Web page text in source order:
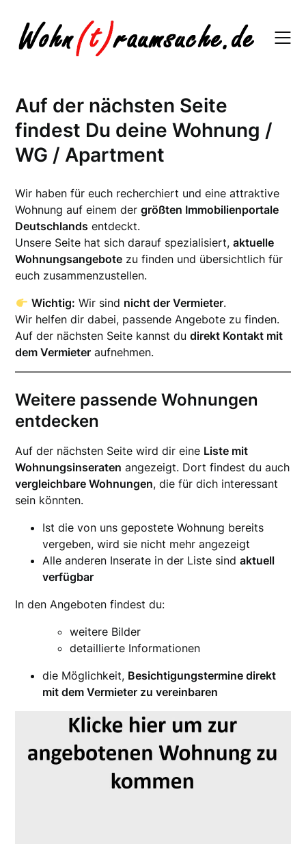
content
Auf der nächsten Seite
findest Du deine Wohnung /
WG / Apartment
Wir haben für euch recherchiert und eine attraktive
Wohnung auf einem dergrößten Immobilienportale
Deutschlands entdeckt.
Unsere Seite hat sich darauf spezialisiert,aktuelle
Wohnungsangebote zu finden und übersichtlich für
euch zusammenzustellen.
Wichtig: Wir sind nicht der Vermieter.
Wir helfen dir dabei, passende Angebote zu finden.
Auf der nächsten Seite kannst dudirekt Kontakt mit
dem Vermieter aufnehmen.
Weitere passende Wohnungen
entdecken
Auf der nächsten Seite wird dir eine Liste mit
Wohnungsinseraten angezeigt. Dort findest du auch
vergleichbare Wohnungen, die für dich interessant
sein könnten.
Ist die von uns gepostete Wohnung bereits
vergeben, wird sie nicht mehr angezeigt
Alle anderen Inserate in der Liste sindaktuell
verfügbar
In den Angeboten findest du:
weitere Bilder
detaillierte Informationen
die Möglichkeit, Besichtigungstermine direkt
mit dem Vermieter zu vereinbaren